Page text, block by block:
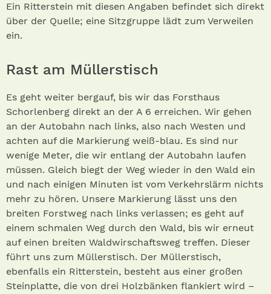
Ein Ritterstein mit diesen Angaben befindet sich direkt
über der Quelle; eine Sitzgruppe lädt zum Verweilen
ein.
Rast am Müllerstisch
Es geht weiter bergauf, bis wir das Forsthaus
Schorlenberg direkt an der A 6 erreichen. Wir gehen
an der Autobahn nach links, also nach Westen und
achten auf die Markierung weiß-blau. Es sind nur
wenige Meter, die wir entlang der Autobahn laufen
müssen. Gleich biegt der Weg wieder in den Wald ein
und nach einigen Minuten ist vom Verkehrslärm nichts
mehr zu hören. Unsere Markierung lässt uns den
breiten Forstweg nach links verlassen; es geht auf
einem schmalen Weg durch den Wald, bis wir erneut
auf einen breiten Waldwirschaftsweg treffen. Dieser
führt uns zum Müllerstisch. Der Müllerstisch,
ebenfalls ein Ritterstein, besteht aus einer großen
Steinplatte, die von drei Holzbänken flankiert wird –